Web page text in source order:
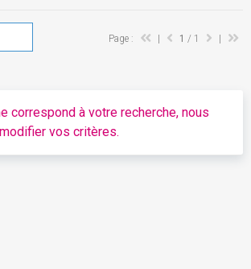
Page : 1 / 1
correspond à votre recherche, nous
vos critères.